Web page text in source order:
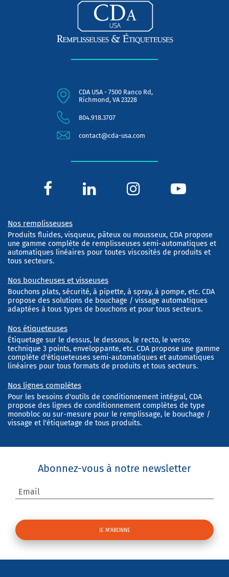
CDA USA - 7500 Ranco Rd,
Richmond, VA 23228
804.918.3707
contact@cda-usa.com
Nos remplisseuses
Produits fluides, visqueux, pâteux ou mousseux, CDA propose
une gamme complète de remplisseuses semi-automatiques et
automatiques linéaires pour toutes viscosités de produits et
tous secteurs.
Nos boucheuses et visseuses
Bouchons plats, sécurité, à pipette, à spray, à pompe, etc. CDA
propose des solutions de bouchage / vissage automatiques
adaptées à tous types de bouchons et pour tous secteurs.
Nos étiqueteuses
Étiquetage sur le dessus, le dessous, le recto, le verso;
technique 3 points, enveloppante, etc. CDA propose une gamme
complète d'étiqueteuses semi-automatiques et automatiques
linéaires pour tous formats de produits et tous secteurs.
Nos lignes complètes
Pour les besoins d'outils de conditionnement intégral, CDA
propose des lignes de conditionnement complètes de type
monobloc ou sur-mesure pour le remplissage, le bouchage /
vissage et l'étiquetage de tous produits.
Abonnez-vous à notre newsletter
Email